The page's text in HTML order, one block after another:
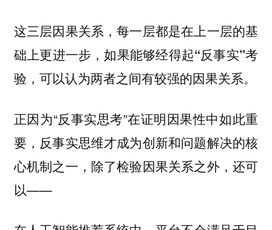
这三层因果关系，每一层都是在上一层的基
础上更进一步，如果能够经得起“反事实”考
验，可以认为两者之间有较强的因果关系。
正因为“反事实思考”在证明因果性中如此重
要，反事实思维才成为创新和问题解决的核
心机制之一，除了检验因果关系之外，还可
以——